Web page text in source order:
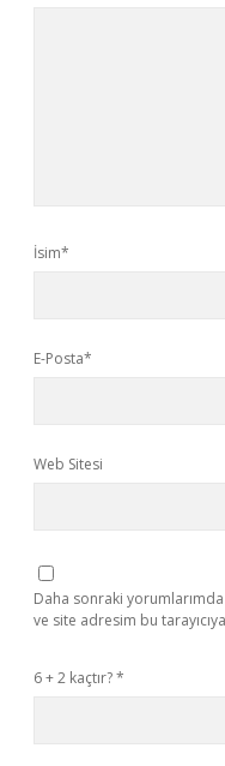
İsim*
E-Posta*
Web Sitesi
Daha sonraki
ve site adresim bu
6 + 2 kaçtır?*